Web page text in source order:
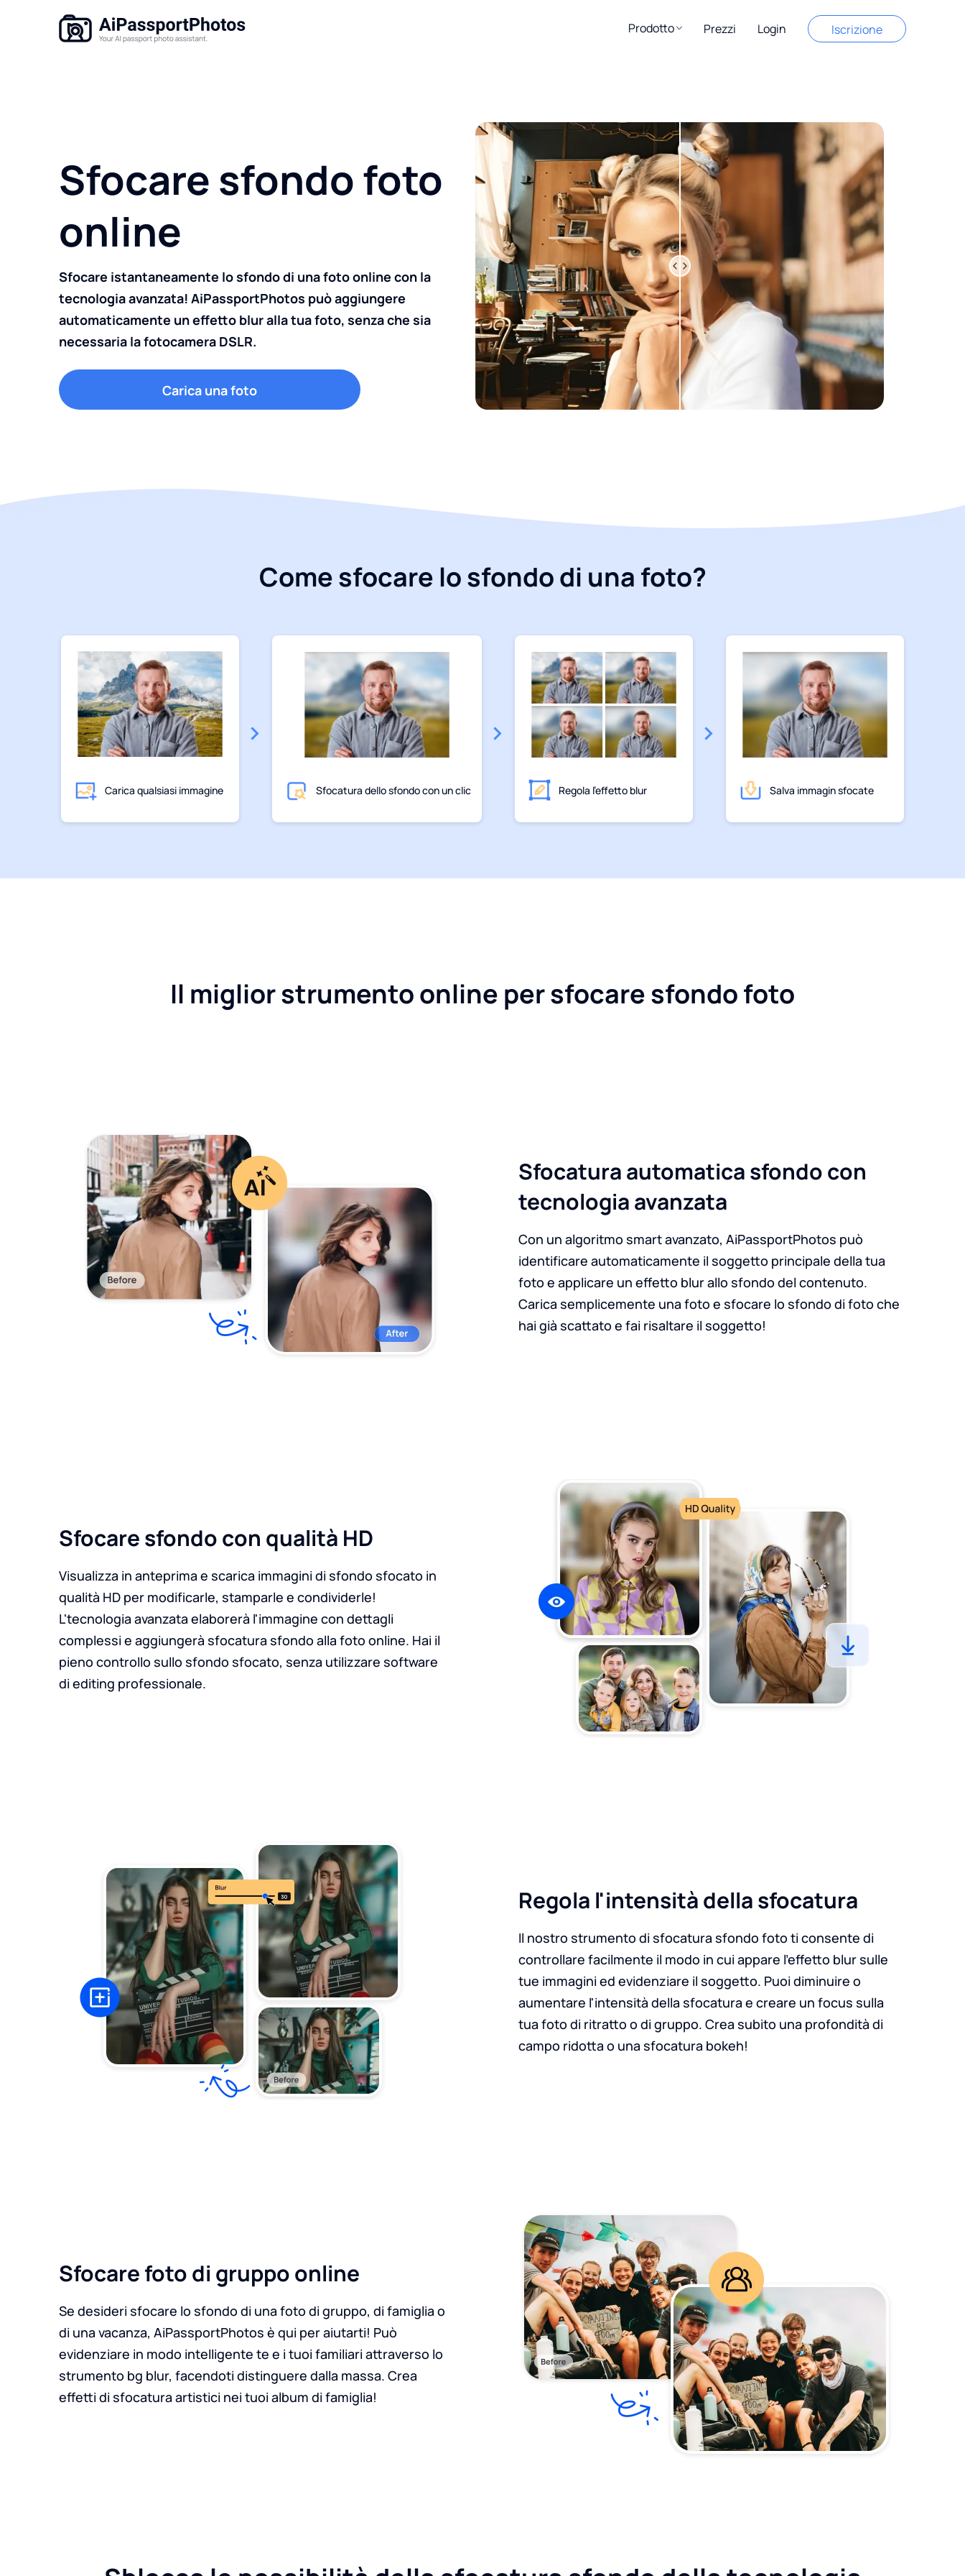
Prodotto Prezzi Login Iscrizione
Sfocare sfondo foto
online
Sfocare istantaneamente lo sfondo di una foto online con la
tecnologia avanzata! AiPassportPhotos può aggiungere
automaticamente un effetto blur alla tua foto, senza che sia
necessaria la fotocamera DSLR.
Carica una foto
Come sfocare lo sfondo di una foto?
Carica qualsiasi immagine Sfocatura dello sfondo con un clic Regola l'effetto blur Salva immagin sfocate
Il miglior strumento online per sfocare sfondo foto
Sfocatura automatica sfondo con
tecnologia avanzata
Con un algoritmo smart avanzato, AiPassportPhotos può
identificare automaticamente il soggetto principale della tua
foto e applicare un effetto blur allo sfondo del contenuto.
Carica semplicemente una foto e sfocare lo sfondo di foto che
hai già scattato e fai risaltare il soggetto!
Sfocare sfondo con qualità HD
Visualizza in anteprima e scarica immagini di sfondo sfocato in
qualità HD per modificarle, stamparle e condividerle!
L'tecnologia avanzata elaborerà l'immagine con dettagli
complessi e aggiungerà sfocatura sfondo alla foto online. Hai il
pieno controllo sullo sfondo sfocato, senza utilizzare software
di editing professionale.
Regola l'intensità della sfocatura
Il nostro strumento di sfocatura sfondo foto ti consente di
controllare facilmente il modo in cui appare l'effetto blur sulle
tue immagini ed evidenziare il soggetto. Puoi diminuire o
aumentare l'intensità della sfocatura e creare un focus sulla
tua foto di ritratto o di gruppo. Crea subito una profondità di
campo ridotta o una sfocatura bokeh!
Sfocare foto di gruppo online
Se desideri sfocare lo sfondo di una foto di gruppo, di famiglia o
di una vacanza, AiPassportPhotos è qui per aiutarti! Può
evidenziare in modo intelligente te e i tuoi familiari attraverso lo
strumento bg blur, facendoti distinguere dalla massa. Crea
effetti di sfocatura artistici nei tuoi album di famiglia!